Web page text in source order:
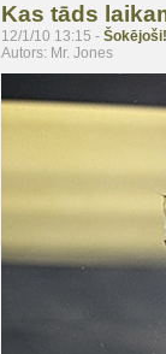
Kas tāds
12/1/10 13:15 -
Autors: Mr. Jones